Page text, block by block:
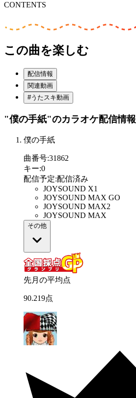
CONTENTS
この曲を楽しむ
配信情報
関連動画
#うたスキ動画
"僕の手紙"のカラオケ配信情報
僕の手紙
曲番号:31862
キー:0
配信予定:配信済み
JOYSOUND X1
JOYSOUND MAX GO
JOYSOUND MAX2
JOYSOUND MAX
その他
先月の平均点
90.219点